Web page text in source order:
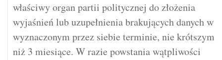
właściwy organ partii politycznej do złożenia
wyjaśnień lub uzupełnienia brakujących danych w
wyznaczonym przez siebie terminie, nie krótszym
niż 3 miesiące. W razie powstania wątpliwości